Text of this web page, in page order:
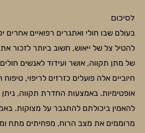
לסיכום
בעולם שבו חולי ואתגרים רפואיים אחרים
להטיל צל של ייאוש, חשוב ביותר לזכור
של מתן תקווה, אושר ועידוד לאנשים
חיוביים אלה פועלים כזרזים לריפוי,
אופטימיות. באמצעות החדרת תקווה,
להאמין ביכולתם להתגבר על מצוקות.
מרוממים את מצב הרוח, מפחיתים מתח